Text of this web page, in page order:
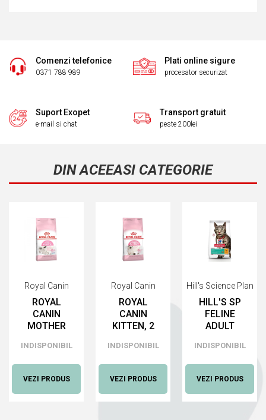
Comenzi telefonice
0371 788 989
Plati online sigure
procesator securizat
Suport Exopet
e-mail si chat
Transport gratuit
peste 200lei
DIN ACEEASI CATEGORIE
Royal Canin
ROYAL
CANIN
MOTHER
BABYCAT,
2 KG
HRANĂ
USCATĂ
PENTRU
INDISPONIBIL
VEZI PRODUS
Royal Canin
ROYAL
CANIN
KITTEN, 2
HRANĂ
USCATĂ
PENTRU
PISICI
INDISPONIBIL
VEZI PRODUS
Hill's Science Plan
HILL'S SP
FELINE
ADULT
WEIGHT
CU PUI,
2.5 KG
HRANĂ
USCATĂ
INDISPONIBIL
VEZI PRODUS